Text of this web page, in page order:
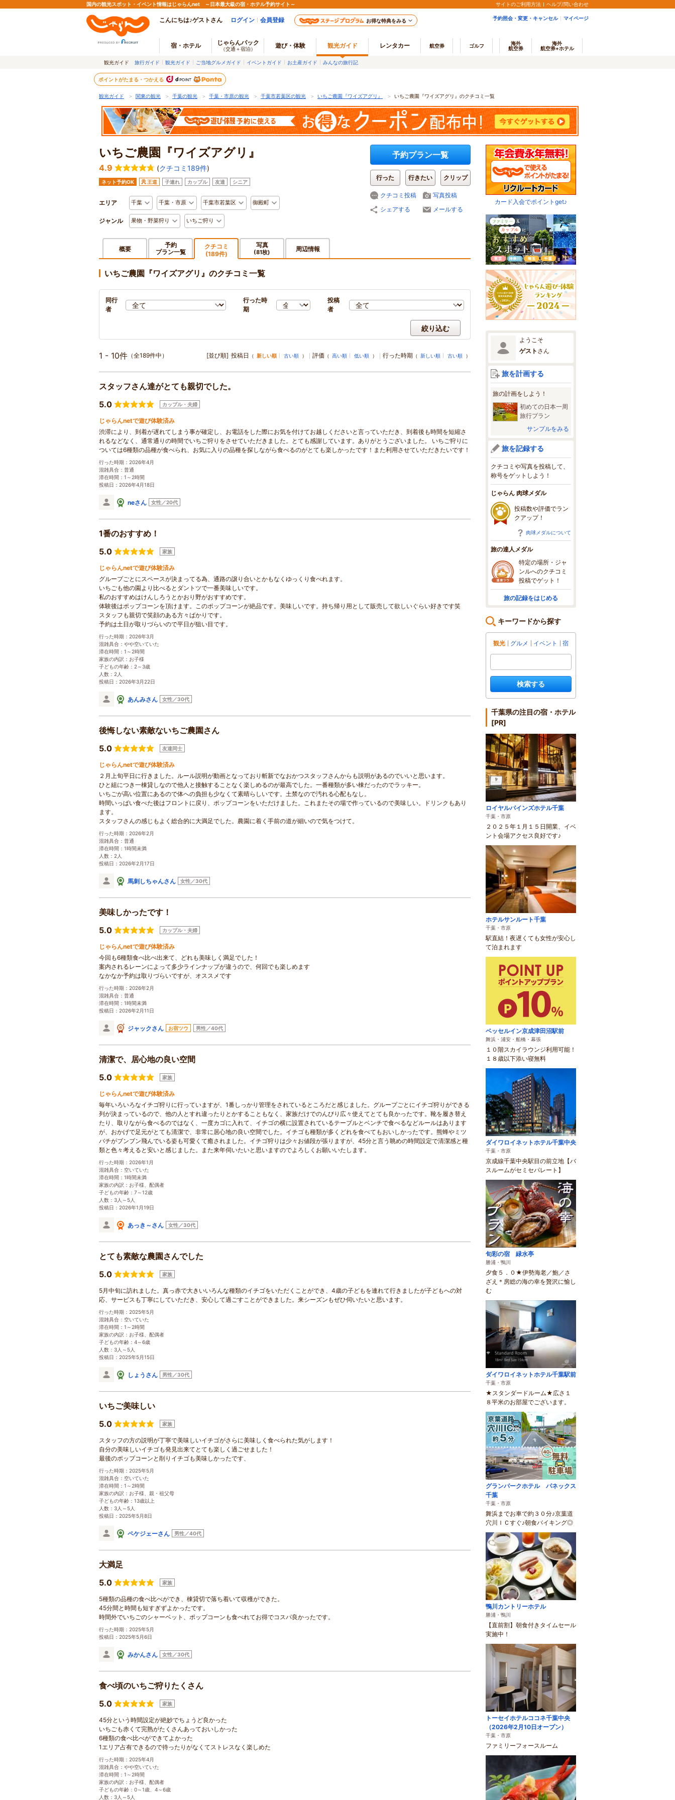
国内の観光スポット・イベント情報はじゃらんnet ～日本最大級の宿・ホテル予約サイト～ サイトのご利用方法 ヘルプ/問い合わせ
こんにちは♪ゲストさん ログイン 会員登録 お得な特典をみる 予約照会・変更・キャンセル マイページ
宿・ホテル じゃらんパック
（交通＋宿泊） 遊び・体験 観光ガイド レンタカー 航空券 ゴルフ
海外
航空券
海外
航空券+ホテル
観光ガイド 旅行ガイド 観光ガイド ご当地グルメガイド イベントガイド お土産ガイド みんなの旅行記
ポイントがたまる・つかえる
観光ガイド ＞ 関東の観光 ＞ 千葉の観光 ＞ 千葉・市原の観光 ＞ 千葉市若葉区の観光 ＞ いちご農園『ワイズアグリ』 ＞ いちご農園『ワイズアグリ』のクチコミ一覧
いちご農園『ワイズアグリ』
4.9 (クチコミ189件)
ネット予約OK 王道 子連れ カップル 友達 シニア
エリア 千葉 千葉・市原 千葉市若葉区 御殿町
ジャンル 果物・野菜狩り いちご狩り
予約プラン一覧
行った 行きたい クリップ
クチコミ投稿
写真投稿
シェアする
メールする
概要
予約
プラン一覧
クチコミ
(189件)
写真
(81枚) 周辺情報
いちご農園『ワイズアグリ』のクチコミ一覧
同行
者
行った時
期
投稿
者
絞り込む
1 - 10件 （全189件中） [並び順] 投稿日 （ 新しい順 古い順 ） 評価 （ 高い順 低い順 ） 行った時期 （ 新しい順 古い順 ）
スタッフさん達がとても親切でした。
5.0
カップル・夫婦
じゃらんnetで遊び体験済み
渋滞により、到着が遅れてしまう事が確定し、お電話をした際にお気を付けてお越しくださいと言っていただき、到着後も時間を短縮さ
れるなどなく、通常通りの時間でいちご狩りをさせていただきました。とても感謝しています。ありがとうございました。 いちご狩りに
ついては6種類の品種が食べられ、お気に入りの品種を探しながら食べるのがとても楽しかったです！また利用させていただきたいです！
行った時期：2026年4月
混雑具合：普通
滞在時間：1～2時間
投稿日：2026年4月18日
neさん 女性／20代
1番のおすすめ！
5.0
家族
じゃらんnetで遊び体験済み
グループごとにスペースが決まってる為、通路の譲り合いとかもなくゆっくり食べれます。
いちごも他の園より比べるとダントツで一番美味しいです。
私のおすすめはけんしろうとかおり野がおすすめです。
体験後はポップコーンを頂けます。このポップコーンが絶品です。美味しいです。持ち帰り用として販売して欲しいぐらい好きです笑
スタッフも親切で笑顔のある方々ばかりです。
予約は土日が取りづらいので平日が狙い目です。
行った時期：2026年3月
混雑具合：やや空いていた
滞在時間：1～2時間
家族の内訳：お子様
子どもの年齢：2～3歳
人数：2人
投稿日：2026年3月22日
あんみさん 女性／30代
後悔しない素敵ないちご農園さん
5.0
友達同士
じゃらんnetで遊び体験済み
２月上旬平日に行きました。ルール説明が動画となっており斬新でなおかつスタッフさんからも説明があるのでいいと思います。
ひと組につき一棟貸しなので他人と接触することなく楽しめるのが最高でした。一番種類が多い棟だったのでラッキー。
いちごが高い位置にあるので体への負担も少なくて素晴らしいです。土禁なので汚れる心配もなし。
時間いっぱい食べた後はフロントに戻り、ポップコーンをいただけました。これまたその場で作っているので美味しい。ドリンクもあり
ます。
スタッフさんの感じもよく総合的に大満足でした。農園に着く手前の道が細いので気をつけて。
行った時期：2026年2月
混雑具合：普通
滞在時間：1時間未満
人数：2人
投稿日：2026年2月17日
馬刺しちゃんさん 女性／30代
美味しかったです！
5.0
カップル・夫婦
じゃらんnetで遊び体験済み
今回も6種類食べ比べ出来て、どれも美味しく満足でした！
案内されるレーンによって多少ラインナップが違うので、何回でも楽しめます
なかなか予約は取りづらいですが、オススメです
行った時期：2026年2月
混雑具合：普通
滞在時間：1時間未満
投稿日：2026年2月11日
ジャックさん お宿ツウ 男性／40代
清潔で、居心地の良い空間
5.0
家族
じゃらんnetで遊び体験済み
毎年いろいろなイチゴ狩りに行っていますが、1番しっかり管理をされているところだと感じました。グループごとにイチゴ狩りができる
列が決まっているので、他の人とすれ違ったりとかすることもなく、家族だけでのんびり広々使えてとても良かったです。靴を履き替え
たり、取りながら食べるのではなく、一度カゴに入れて、イチゴの横に設置されているテーブルとベンチで食べるなどルールはあります
が、おかげで足元がとても清潔で、非常に居心地の良い空間でした。イチゴも種類が多くどれを食べてもおいしかったです。熊蜂やミツ
バチがブンブン飛んでいる姿も可愛くて癒されました。イチゴ狩りは少々お値段が張りますが、45分と言う眺めの時間設定で清潔感と種
類と色々考えると安いと感じました。また来年伺いたいと思いますのでよろしくお願いいたします。
行った時期：2026年1月
混雑具合：空いていた
滞在時間：1時間未満
家族の内訳：お子様、配偶者
子どもの年齢：7～12歳
人数：3人～5人
投稿日：2026年1月19日
あっき～さん 女性／30代
とても素敵な農園さんでした
5.0
家族
5月中旬に訪れました。真っ赤で大きいいろんな種類のイチゴをいただくことができ、4歳の子どもを連れて行きましたが子どもへの対
応、サービスも丁寧にしていただき、安心して過ごすことができました。来シーズンもぜひ伺いたいと思います。
行った時期：2025年5月
混雑具合：空いていた
滞在時間：1～2時間
家族の内訳：お子様、配偶者
子どもの年齢：4～6歳
人数：3人～5人
投稿日：2025年5月15日
しょうさん 男性／30代
いちご美味しい
5.0
家族
スタッフの方の説明が丁寧で美味しいイチゴがさらに美味しく食べられた気がします！
自分の美味しいイチゴも発見出来てとても楽しく過ごせました！
最後のポップコーンと削りイチゴも美味しかったです、
行った時期：2025年5月
混雑具合：空いていた
滞在時間：1～2時間
家族の内訳：お子様、親・祖父母
子どもの年齢：13歳以上
人数：3人～5人
投稿日：2025年5月8日
ペケジェーさん 男性／40代
大満足
5.0
家族
5種類の品種の食べ比べができ、棟貸切で落ち着いて収穫ができた。
45分間と時間も短すぎずよかったです。
時間外でいちごのシャーベット、ポップコーンも食べれてお得でコスパ良かったです。
行った時期：2025年5月
投稿日：2025年5月6日
みかんさん 女性／30代
食べ頃のいちご狩りたくさん
5.0
家族
45分という時間設定が絶妙でちょうど良かった
いちごも赤くて完熟がたくさんあっておいしかった
6種類の食べ比べができてよかった
1エリア占有できるので待ったりがなくてストレスなく楽しめた
行った時期：2025年4月
混雑具合：やや空いていた
滞在時間：1～2時間
家族の内訳：お子様、配偶者
子どもの年齢：0～1歳、4～6歳
人数：3人～5人
カード入会でポイントget♪
ようこそ
ゲスト さん
旅を計画する
旅の計画をしよう！
初めての日本一周
旅行プラン
サンプルをみる
旅を記録する
クチコミや写真を投稿して、
称号をゲットしよう！
じゃらん 肉球メダル
投稿数や評価でラン
クアップ！
肉球メダルについて
旅の達人メダル
特定の場所・ジャ
ンルへのクチコミ
投稿でゲット！
旅の記録をはじめる
キーワードから探す
観光 グルメ イベント 宿
検索する
千葉県の注目の宿・ホテル
[PR]
ロイヤルパインズホテル千葉
千葉・市原
２０２５年１月１５日開業、イベ
ント会場アクセス良好です♪
ホテルサンルート千葉
千葉・市原
駅直結！夜遅くても女性が安心し
て泊まれます
ベッセルイン京成津田沼駅前
舞浜・浦安・船橋・幕張
１０階スカイラウンジ利用可能！
１８歳以下添い寝無料
ダイワロイネットホテル千葉中央
千葉・市原
京成線千葉中央駅目の前立地【バ
スルームがセミセパレート】
旬彩の宿 緑水亭
勝浦・鴨川
夕食５．０★伊勢海老／鮑／さ
ざえ＊房総の海の幸を贅沢に愉し
む
ダイワロイネットホテル千葉駅前
千葉・市原
★スタンダードルーム★広さ１
８平米のお部屋でございます。
グランパークホテル パネックス
千葉
千葉・市原
舞浜までお車で約３０分♪京葉道
穴川ＩＣすぐ♪朝食バイキング◎
鴨川カントリーホテル
勝浦・鴨川
【直前割】朝食付きタイムセール
実施中！
トーセイホテルココネ千葉中央
（2026年2月10日オープン）
千葉・市原
ファミリーフォースルーム